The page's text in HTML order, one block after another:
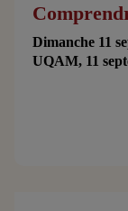
Dimanche 11
UQAM, 11